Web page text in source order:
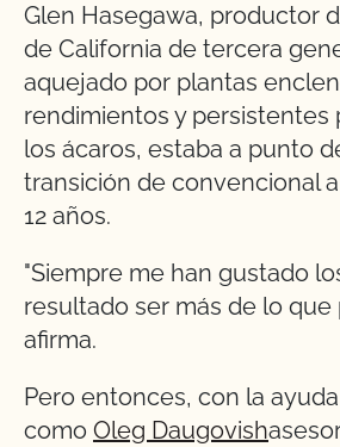
Glen Hasegawa, productor
de California de tercera
aquejado por plantas
rendimientos y persistentes
los ácaros, estaba a punto
transición de convencional
12 años.
"Siempre me han gustado
resultado ser más de lo que
afirma.
Pero entonces, con la
como Oleg Daugovish